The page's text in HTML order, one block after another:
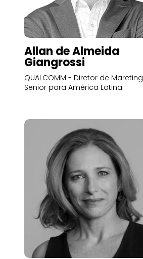
Allan de Almeida
Giangrossi
QUALCOMM - Diretor de Mareting
Senior para América Latina